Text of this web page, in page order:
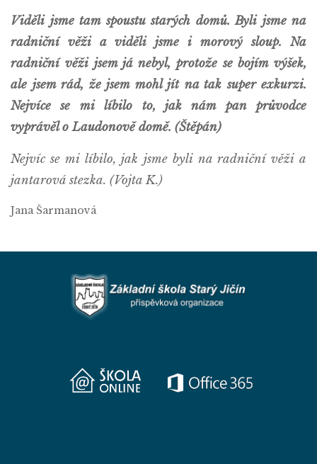
Viděli jsme tam spoustu starých domů. Byli jsme na
radniční věži a viděli jsme i morový sloup. Na
radniční věži jsem já nebyl, protože se bojím výšek,
ale jsem rád, že jsem mohl jít na tak super exkurzi.
Nejvíce se mi líbilo to, jak nám pan průvodce
vyprávěl o Laudonově domě. (Štěpán)
Nejvíc se mi líbilo, jak jsme byli na radniční věži a
jantarová stezka. (Vojta K.)
Jana Šarmanová